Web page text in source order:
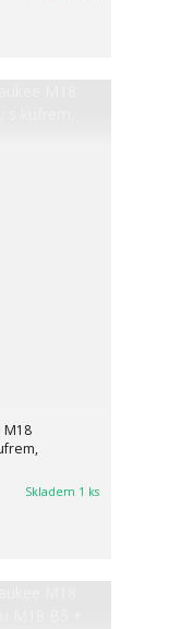
M18
Skladem 1 ks